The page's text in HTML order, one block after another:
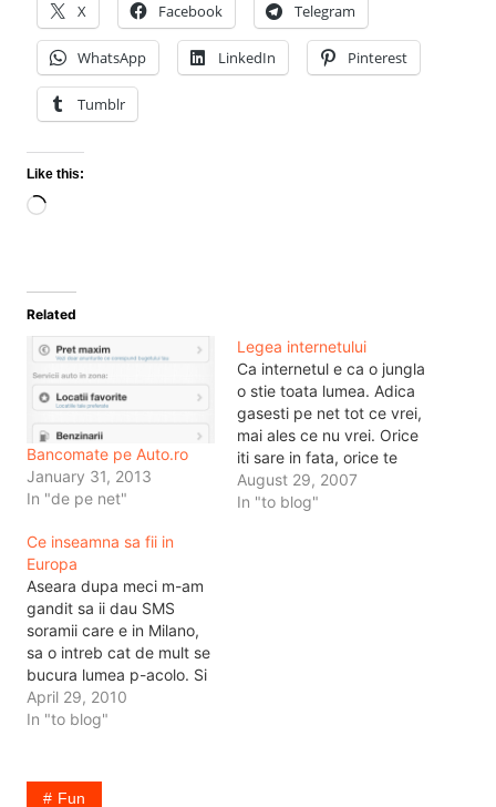
X Facebook Telegram
WhatsApp LinkedIn Pinterest
Tumblr
Like this:
Loading…
Related
Bancomate pe Auto.ro
January 31, 2013
In "de pe net"
Legea internetului
Ca internetul e ca o jungla
o stie toata lumea. Adica
gasesti pe net tot ce vrei,
mai ales ce nu vrei. Orice
iti sare in fata, orice te
face sa dai un click, dupa
care iar un click, dupa
August 29, 2007
In "to blog"
Ce inseamna sa fii in
Europa
Aseara dupa meci m-am
gandit sa ii dau SMS
soramii care e in Milano,
sa o intreb cat de mult se
bucura lumea p-acolo. Si
mi-a raspuns la SMS
spunandu-mi ca e bine,
se uite la meci. Si acum…
April 29, 2010
In "to blog"
Fun